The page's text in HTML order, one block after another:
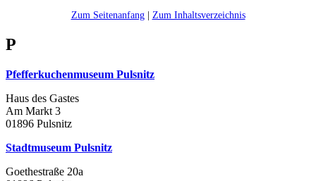
Zum Seitenanfang| Zum Inhaltsverzeichnis
P
Pfefferkuchenmuseum Pulsnitz
Haus des Gastes
Am Markt 3
01896 Pulsnitz
Stadtmuseum Pulsnitz
Goethestraße 20a